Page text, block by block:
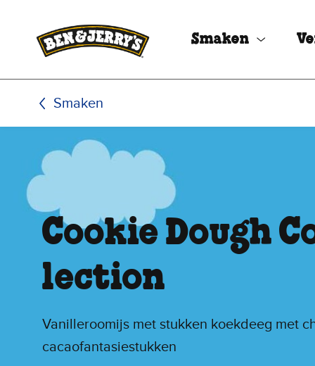
Smaken
Smaken
Cookie Dough
lection
Vanilleroomijs met stukken koekdeeg met
cacaofantasiestukken